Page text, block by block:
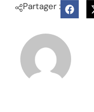
Partager :